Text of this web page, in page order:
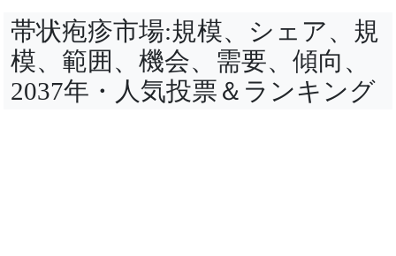
帯状疱疹市場:規模、シェア、規
模、範囲、機会、需要、傾向、
2037年・人気投票＆ランキング